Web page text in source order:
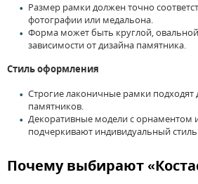
Размер рамки должен точно
фотографии или медальона.
Форма может быть круглой,
зависимости от дизайна памятника.
Стиль оформления
Строгие лаконичные рамки подходят
памятников.
Декоративные модели с орнаментом
подчеркивают индивидуальный
Почему выбирают